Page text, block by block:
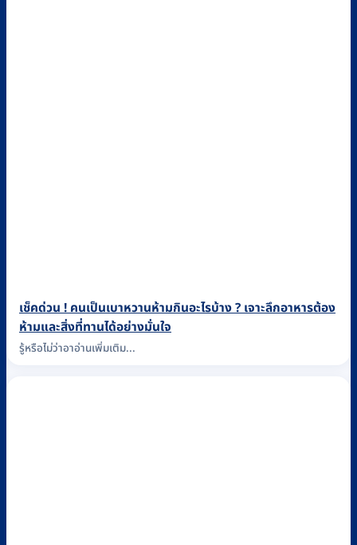
เช็คด่วน ! คนเป็นเบาหวานห้ามกินอะไรบ้าง ? เจาะลึกอาหารต้อง
ห้ามและสิ่งที่ทานได้อย่างมั่นใจ
รู้หรือไม่ว่าอาอ่านเพิ่มเติม...